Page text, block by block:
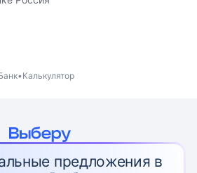
Калькулятор
предложения в